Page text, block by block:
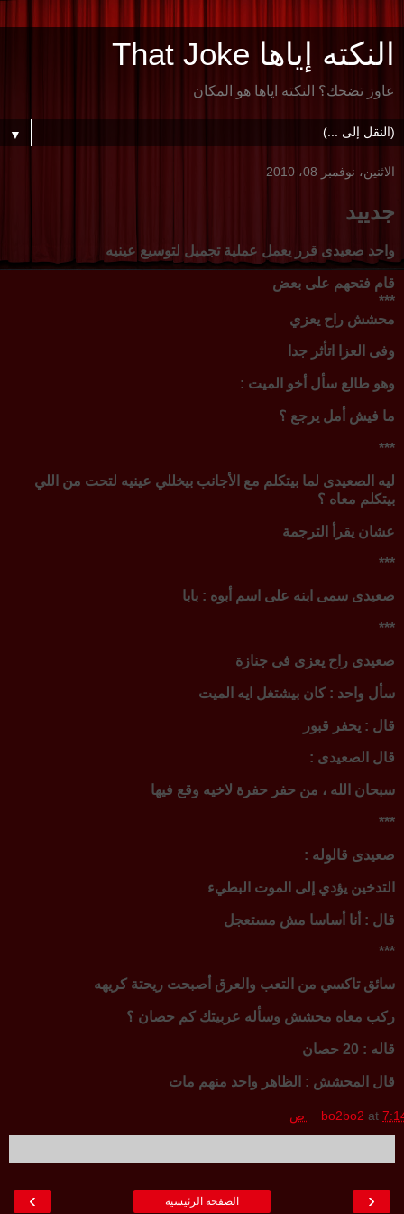
النكته إياها That Joke
عاوز تضحك؟ النكته اياها هو المكان
▼
الاثنين، نوفمبر 08، 2010
جدييد
واحد صعيدى قرر يعمل عملية تجميل لتوسيع عينيه
قام فتحهم على بعض
***
محشش راح يعزي
وفى العزا اتأثر جدا
وهو طالع سأل أخو الميت :
ما فيش أمل يرجع ؟
***
ليه الصعيدى لما بيتكلم مع الأجانب بيخللي عينيه لتحت من اللي
بيتكلم معاه ؟
عشان يقرأ الترجمة
***
صعيدى سمى ابنه على اسم أبوه : بابا
***
صعيدى راح يعزى فى جنازة
سأل واحد : كان بيشتغل ايه الميت
قال : يحفر قبور
قال الصعيدى :
سبحان الله ، من حفر حفرة لاخيه وقع فيها
***
صعيدى قالوله :
التدخين يؤدي إلى الموت البطيء
قال : أنا أساسا مش مستعجل
***
سائق تاكسي من التعب والعرق أصبحت ريحتة كريهه
ركب معاه محشش وسأله عربيتك كم حصان ؟
قاله : 20 حصان
قال المحشش : الظاهر واحد منهم مات
bo2bo2 atص
‹
› الصفحة الرئيسية